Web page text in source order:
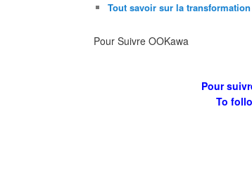
Tout savoir sur la
Pour Suivre OOKawa
Pour
To